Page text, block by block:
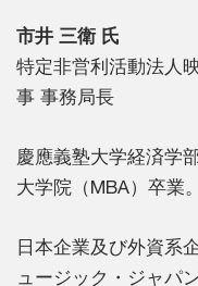
市井 三衛 氏
特定非営利活動法人
事 事務局長
慶應義塾大学経済学
大学院（MBA）卒業。
日本企業及び外資系
ュージック・ジャパ